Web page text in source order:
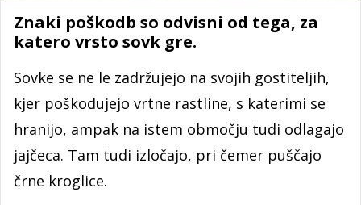
Znaki poškodb so odvisni od tega, za
katero vrsto sovk gre.
Sovke se ne le zadržujejo na svojih gostiteljih,
kjer poškodujejo vrtne rastline, s katerimi se
hranijo, ampak na istem območju tudi odlagajo
jajčeca. Tam tudi izločajo, pri čemer puščajo
črne kroglice.